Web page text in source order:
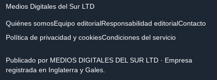
Medios Digitales del Sur LTD
Quiénes somosEquipo editorialResponsabilidad editorialContacto
Política de privacidad y cookiesCondiciones del servicio
Publicado por MEDIOS DIGITALES DEL SUR LTD · Empresa
registrada en Inglaterra y Gales.